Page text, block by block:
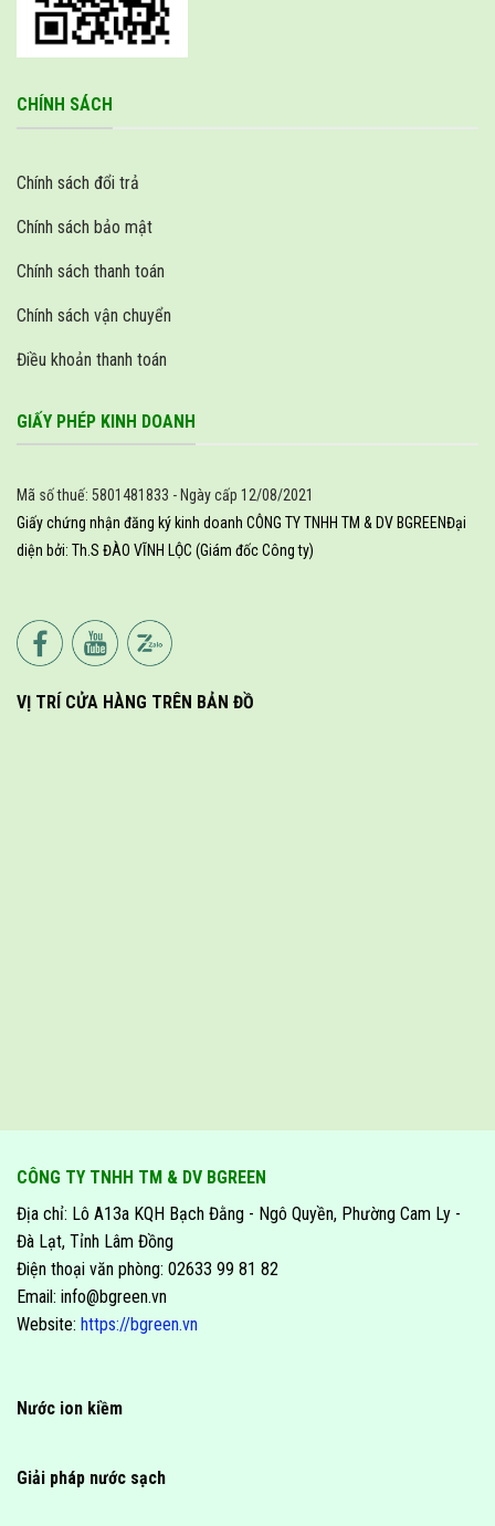
CHÍNH SÁCH
Chính sách đổi trả
Chính sách bảo mật
Chính sách thanh toán
Chính sách vận chuyển
Điều khoản thanh toán
GIẤY PHÉP KINH DOANH
Mã số thuế: 5801481833 - Ngày cấp 12/08/2021
Giấy chứng nhận đăng ký kinh doanh CÔNG TY TNHH TM & DV BGREENĐại
diện bởi: Th.S ĐÀO VĨNH LỘC (Giám đốc Công ty)
VỊ TRÍ CỬA HÀNG TRÊN BẢN ĐỒ
CÔNG TY TNHH TM & DV BGREEN
Địa chỉ: Lô A13a KQH Bạch Đằng - Ngô Quyền, Phường Cam Ly -
Đà Lạt, Tỉnh Lâm Đồng
Điện thoại văn phòng: 02633 99 81 82
Email: info@bgreen.vn
Website: https://bgreen.vn
Nước ion kiềm
Giải pháp nước sạch